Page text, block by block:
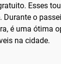
Esses
o
é uma ótima
na cidade.